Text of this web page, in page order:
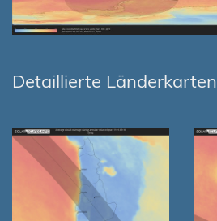
Detaillierte Länderkarten